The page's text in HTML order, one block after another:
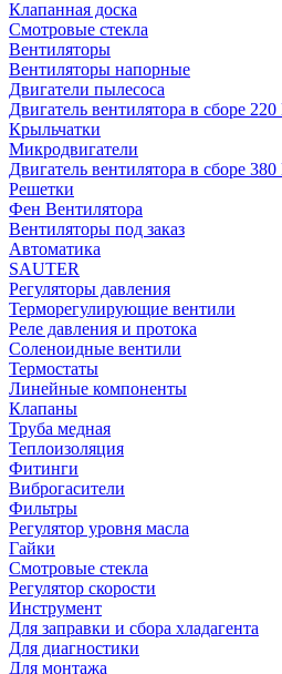
Клапанная доска
Смотровые стекла
Вентиляторы
Вентиляторы напорные
Двигатели пылесоса
Двигатель вентилятора в сборе 220
Крыльчатки
Микродвигатели
Двигатель вентилятора в сборе 380
Решетки
Фен Вентилятора
Вентиляторы под заказ
Автоматика
SAUTER
Регуляторы давления
Терморегулирующие вентили
Реле давления и протока
Соленоидные вентили
Термостаты
Линейные компоненты
Клапаны
Труба медная
Теплоизоляция
Фитинги
Виброгасители
Фильтры
Регулятор уровня масла
Гайки
Смотровые стекла
Регулятор скорости
Инструмент
Для заправки и сбора хладагента
Для диагностики
Для монтажа